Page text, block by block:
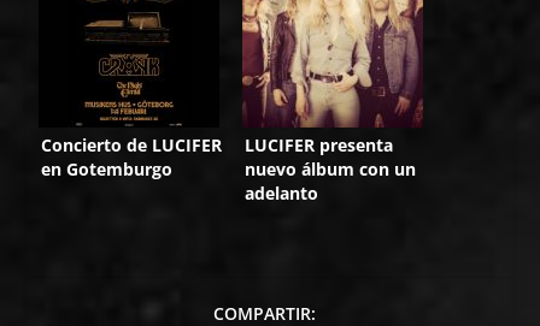
Concierto de LUCIFER
en Gotemburgo
LUCIFER presenta
nuevo álbum con un
adelanto
COMPARTIR: